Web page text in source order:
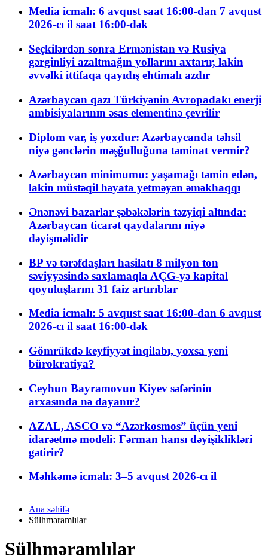
Media icmalı: 6 avqust saat 16:00-dan 7 avqust
2026-cı il saat 16:00-dək
Seçkilərdən sonra Ermənistan və Rusiya
gərginliyi azaltmağın yollarını axtarır, lakin
əvvəlki ittifaqa qayıdış ehtimalı azdır
Azərbaycan qazı Türkiyənin Avropadakı enerji
ambisiyalarının əsas elementinə çevrilir
Diplom var, iş yoxdur: Azərbaycanda təhsil
niyə gənclərin məşğulluğuna təminat vermir?
Azərbaycan minimumu: yaşamağı təmin edən,
lakin müstəqil həyata yetməyən əməkhaqqı
Ənənəvi bazarlar şəbəkələrin təzyiqi altında:
Azərbaycan ticarət qaydalarını niyə
dəyişməlidir
BP və tərəfdaşları hasilatı 8 milyon ton
səviyyəsində saxlamaqla AÇG-yə kapital
qoyuluşlarını 31 faiz artırıblar
Media icmalı: 5 avqust saat 16:00-dan 6 avqust
2026-cı il saat 16:00-dək
Gömrükdə keyfiyyət inqilabı, yoxsa yeni
bürokratiya?
Ceyhun Bayramovun Kiyev səfərinin
arxasında nə dayanır?
AZAL, ASCO və “Azərkosmos” üçün yeni
idarəetmə modeli: Fərman hansı dəyişiklikləri
gətirir?
Məhkəmə icmalı: 3–5 avqust 2026-cı il
Ana səhifə
Sülhməramlılar
Sülhməramlılar